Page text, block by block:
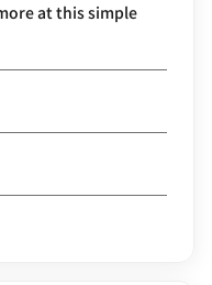
at this simple